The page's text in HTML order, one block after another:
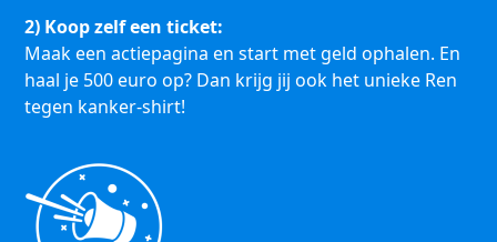
2) Koop zelf een ticket:
Maak een actiepagina en start met geld ophalen. En
haal je 500 euro op? Dan krijg jij ook het unieke Ren
tegen kanker-shirt!